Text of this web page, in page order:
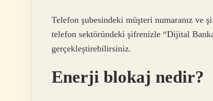
Telefon şubesindeki müşteri numaranız ve
telefon sektöründeki şifrenizle “Dijital
gerçekleştirebilirsiniz. ​​​
Enerji blokaj nedir?